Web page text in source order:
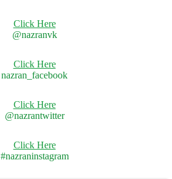
Click Here
@nazranvk
Click Here
nazran_facebook
Click Here
@nazrantwitter
Click Here
#nazraninstagram